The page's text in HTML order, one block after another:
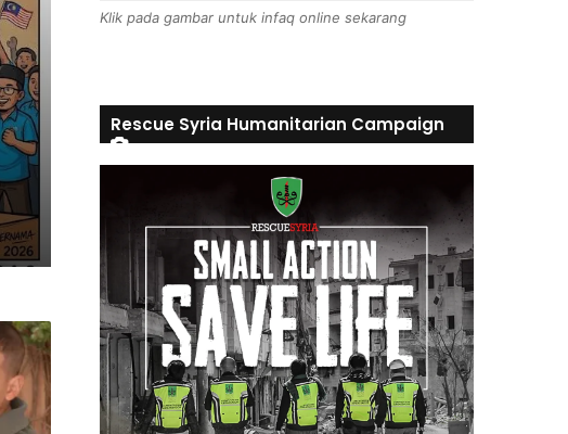
Klik pada gambar untuk infaq online sekarang
Rescue Syria Humanitarian Campaign